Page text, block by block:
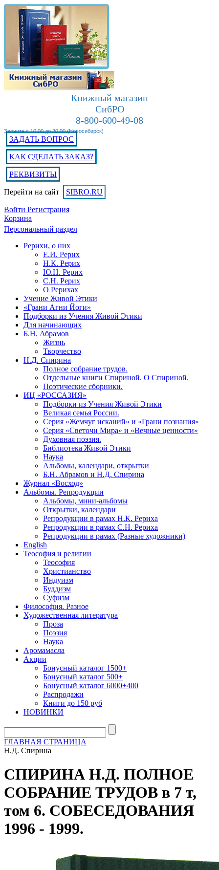
Книжный магазин
СибРО
8-800-600-49-08
Звоните с 10.00 до 20.00 (Новосибирск)
ЗАДАТЬ ВОПРОС
КАК СДЕЛАТЬ ЗАКАЗ?
РЕКВИЗИТЫ
Перейти на сайт SIBRO.RU
Войти Регистрация
Корзина
Персональный раздел
Рерихи, о них
Е.И. Рерих
Н.К. Рерих
Ю.Н. Рерих
С.Н. Рерих
О Рерихах
Учение Живой Этики
«Грани Агни Йоги»
Подборки из Учения Живой Этики
Для начинающих
Б.Н. Абрамов
Жизнь
Творчество
Н.Д. Спирина
Полное собрание трудов.
Отдельные книги Спириной. О Спириной.
Поэтические сборники.
ИЦ «РОССАЗИЯ»
Подборки из Учения Живой Этики
Великая семья России.
Серия «Жемчуг исканий» и «Грани познания»
Серия «Светочи Мира» и «Вечные ценности»
Духовная поэзия.
Библиотека Живой Этики
Наука
Альбомы, календари, открытки
Б.Н. Абрамов и Н.Д. Спирина
Журнал «Восход»
Альбомы. Репродукции
Альбомы, мини-альбомы
Открытки, календари
Репродукции в рамах Н.К. Рериха
Репродукции в рамах С.Н. Рериха
Репродукции в рамах (Разные художники)
English
Теософия и религии
Теософия
Христианство
Индуизм
Буддизм
Суфизм
Философия. Разное
Художественная литература
Проза
Поэзия
Наука
Аромамасла
Акции
Бонусный каталог 1500+
Бонусный каталог 500+
Бонусный каталог 6000+400
Распродажи
Книги до 150 руб
НОВИНКИ
ГЛАВНАЯ СТРАНИЦА
Н.Д. Спирина
СПИРИНА Н.Д. ПОЛНОЕ
СОБРАНИЕ ТРУДОВ в 7 т,
том 6. СОБЕСЕДОВАНИЯ
1996 - 1999.